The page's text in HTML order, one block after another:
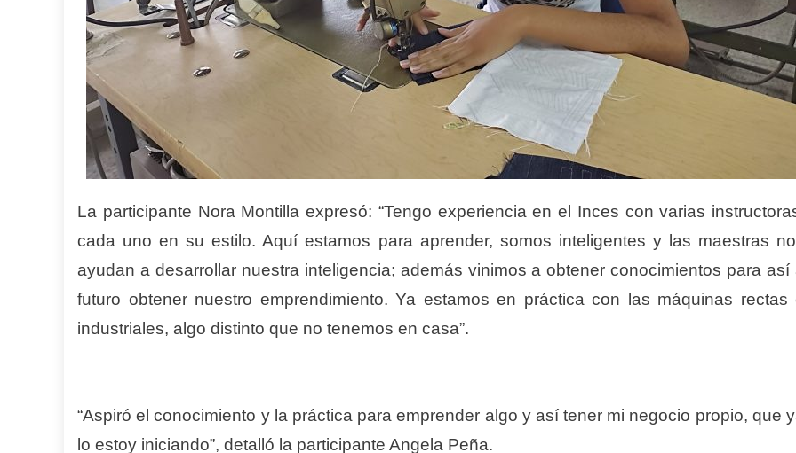
La participante Nora Montilla expresó: “Tengo experiencia en el Inces con varias
cada uno en su estilo. Aquí estamos para aprender, somos inteligentes y las maestras
ayudan a desarrollar nuestra inteligencia; además vinimos a obtener conocimientos para así
futuro obtener nuestro emprendimiento. Ya estamos en práctica con las máquinas rectas
industriales, algo distinto que no tenemos en casa”.
“Aspiró el conocimiento y la práctica para emprender algo y así tener mi negocio propio, que
lo estoy iniciando”, detalló la participante Angela Peña.